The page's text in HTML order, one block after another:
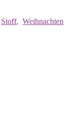
Stoff, Weihnachten